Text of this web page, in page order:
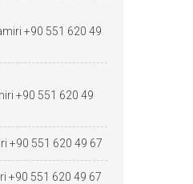
+90 551 620 49
+90 551 620 49
+90 551 620 49 67
+90 551 620 49 67